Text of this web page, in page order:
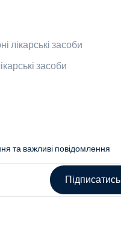
лікарські засоби
засоби
та важливі повідомлення
Підписатись